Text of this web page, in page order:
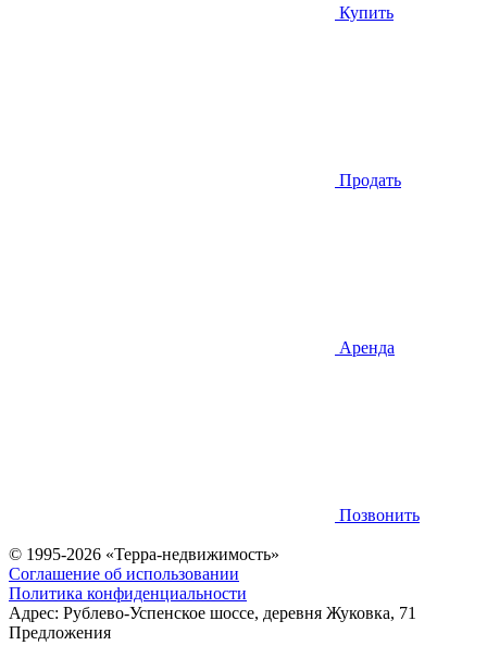
Купить
Продать
Аренда
Позвонить
© 1995-2026 «Терра-недвижимость»
Соглашение об использовании
Политика конфиденциальности
Адрес: Рублево-Успенское шоссе, деревня Жуковка, 71
Предложения